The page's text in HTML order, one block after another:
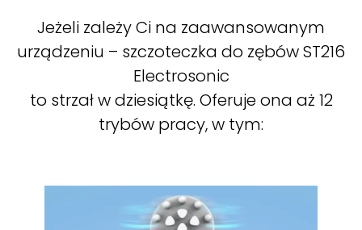
Jeżeli zależy Ci na zaawansowanym
urządzeniu – szczoteczka do zębów ST216
Electrosonic
to strzał w dziesiątkę. Oferuje ona aż 12
trybów pracy, w tym: